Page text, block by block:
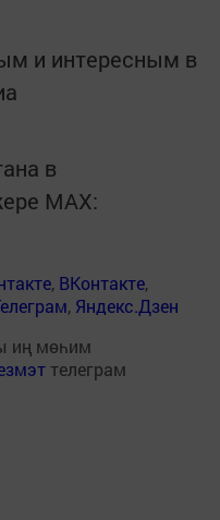
и интересным в
в
MАХ:
, ВКонтакте,
, Яндекс.Дзен
иң мөһим
телеграм